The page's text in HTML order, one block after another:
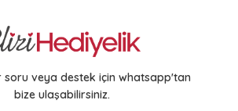
soru veya destek için whatsapp'tan
bize ulaşabilirsiniz.